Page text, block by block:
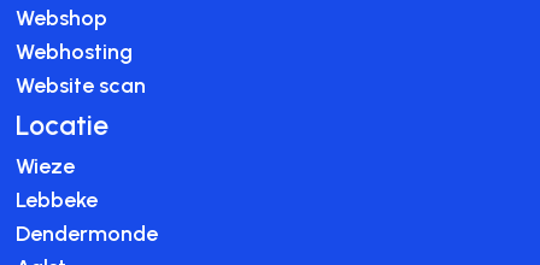
Webshop
Webhosting
Website scan
Locatie
Wieze
Lebbeke
Dendermonde